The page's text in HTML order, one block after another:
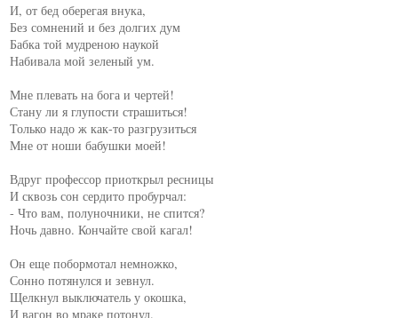
И, от бед оберегая внука,
Без сомнений и без долгих дум
Бабка той мудреною наукой
Набивала мой зеленый ум.
Мне плевать на бога и чертей!
Стану ли я глупости страшиться!
Только надо ж как-то разгрузиться
Мне от ноши бабушки моей!
Вдруг профессор приоткрыл ресницы
И сквозь сон сердито пробурчал:
- Что вам, полуночники, не спится?
Ночь давно. Кончайте свой кагал!
Он еще побормотал немножко,
Сонно потянулся и зевнул.
Щелкнул выключатель у окошка,
И вагон во мраке потонул.